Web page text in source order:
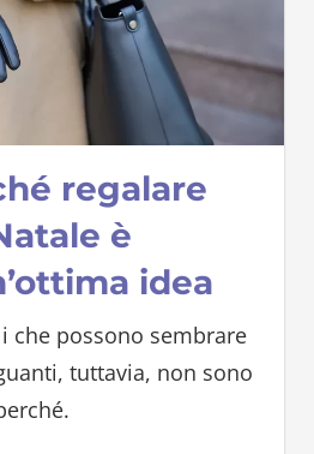
regalare
è
idea
che possono sembrare
tuttavia, non sono